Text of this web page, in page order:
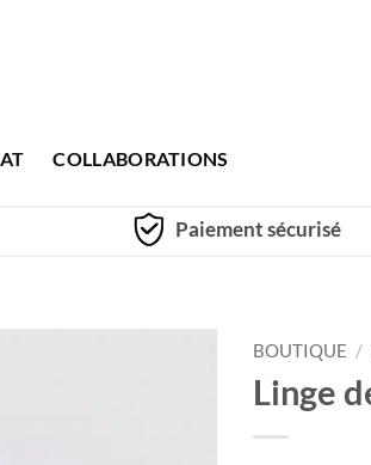
COLLABORATIONS
Paiement sécurisé
BOUTIQUE /
Linge